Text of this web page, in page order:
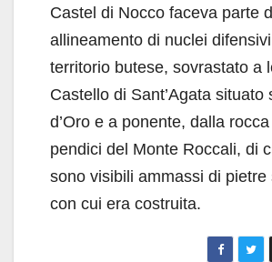
Castel di Nocco faceva parte
allineamento di nuclei difensivi
territorio butese, sovrastato a
Castello di Sant’Agata situato
d’Oro e a ponente, dalla
pendici del Monte Roccali, di
sono visibili ammassi di pietre
con cui era costruita.